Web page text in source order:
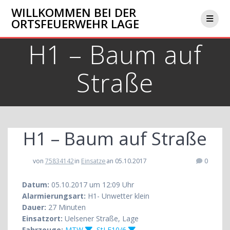
Inhalt
springen
WILLKOMMEN BEI DER
ORTSFEUERWEHR LAGE
H1 – Baum auf
Straße
H1 – Baum auf Straße
von 75834142in Einsatzean 05.10.2017 0
Datum: 05.10.2017 um 12:09 Uhr
Alarmierungsart: H1- Unwetter klein
Dauer: 27 Minuten
Einsatzort: Uelsener Straße, Lage